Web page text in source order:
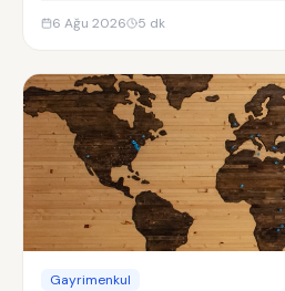
6 Ağu 2026
5 dk
Gayrimenkul